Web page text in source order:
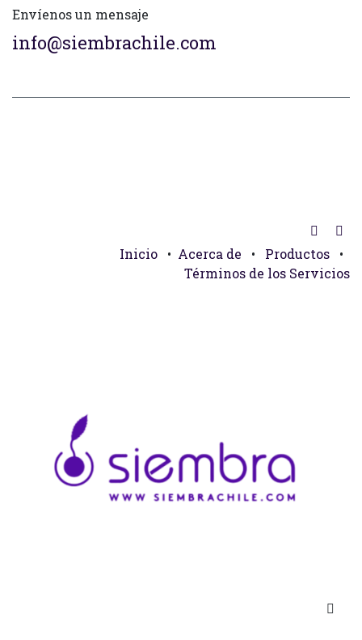
Envíenos un mensaje
info@siembrachile.com
Inicio • Acerca de • Productos
•
Términos de los Servicios